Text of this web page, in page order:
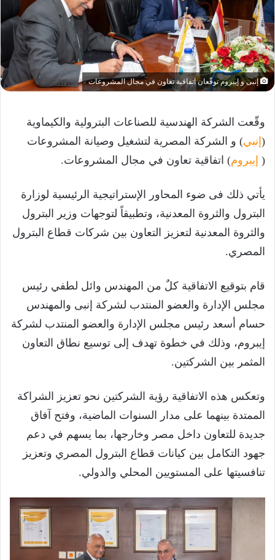
إنبى و إيبروم توقّعان اتفاقية تعاون في مجال المشروعات
وقّعت الشركة الهندسية للصناعات البترولية والكيماوية
( إنبي) و الشركة المصرية لتشغيل وصيانة المشروعات
( إيبروم) اتفاقية تعاون في مجال المشروعات.
يأتي ذلك فى ضوء المحاور الإستراتيجية الرئيسية لوزارة
البترول والثروة المعدنية، وتطبيقاً لتوجهات وزير البترول
والثروة المعدنية لتعزيز التعاون بين شركات قطاع البترول
المصري.
قام بتوقيع الاتفاقية كلٌ من المهندس وائل لطفي رئيس
مجلس الإدارة والعضو المنتدب لشركة إنبى والمهندس
حسام أسعد رئيس مجلس الإدارة والعضو المنتدب لشركة
إيبروم، وذلك في خطوة تهدف إلى توسيع نطاق التعاون
المثمر بين الشركتين.
وتعكس هذه الاتفاقية رؤية الشركتين نحو تعزيز الشراكة
الممتدة بينهما على مدار السنوات الماضية، وفتح آفاق
جديدة للتعاون داخل مصر وخارجها، بما يسهم في دعم
جهود التكامل بين كيانات قطاع البترول المصري وتعزيز
تنافسيتها على المستويين المحلي والدولي.